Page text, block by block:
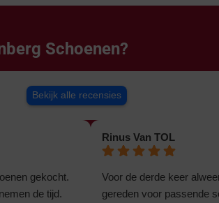
Schoenen?
Bekijk alle recensies
gekocht.
de tijd.
Rinus Van TOL
Voor de derde keer
gereden voor passende